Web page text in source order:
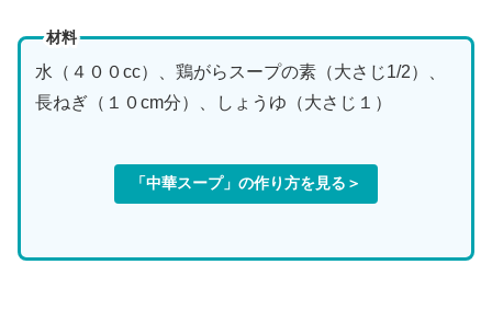
材料
水（４００cc）、鶏がらスープの素（大さじ1/2）、
長ねぎ（１０cm分）、しょうゆ（大さじ１）
「中華スープ」の作り方を見る＞